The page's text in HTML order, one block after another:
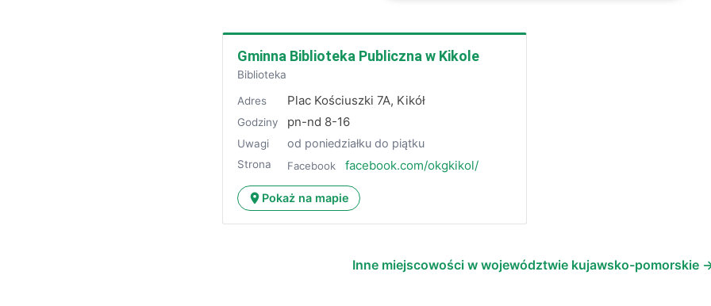
Gminna Biblioteka Publiczna w Kikole
Biblioteka
Adres Plac Kościuszki 7A, Kikół
Godziny pn-nd 8-16
Uwagi od poniedziałku do piątku
Strona Facebook facebook.com/okgkikol/
Pokaż na mapie
Inne miejscowości w województwie kujawsko-pomorskie